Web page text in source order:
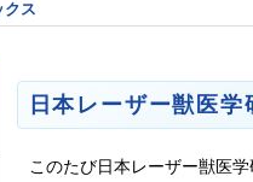
クス
日本レーザー獣医
このたび日本レーザー獣医